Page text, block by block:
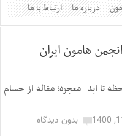
درباره ما ارتباط با ما
انجمن هامون ایران
تا ابد- معجزه؛ مقاله از حسام
بدون دیدگاه